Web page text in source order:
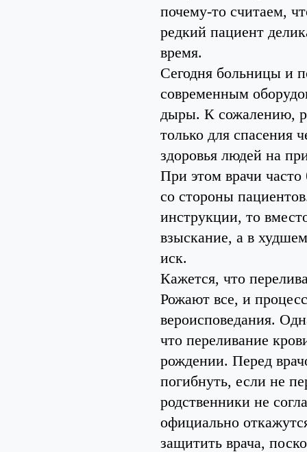
почему-то считаем,
редкий пациент
время.
Сегодня больницы и
современным
дыры. К сожалению,
только для спасения
здоровья людей на
При этом врачи
со стороны
инструкции, то
взыскание, а в
иск.
Кажется, что
Рожают все, и
вероисповедания.
что переливание
рождении. Перед
погибнуть, если не
родственники не
официально
защитить врача,